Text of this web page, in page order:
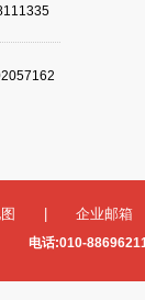
企业邮箱
电话:010-